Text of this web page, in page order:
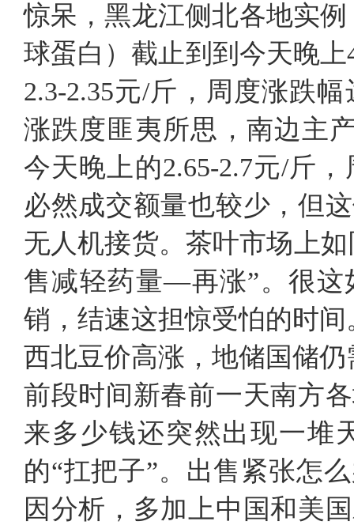
惊呆，黑龙江侧北各地实
球蛋白）截止到到今天晚
2.3-2.35元/斤，周度涨跌
涨跌度匪夷所思，南边主
今天晚上的2.65-2.7元/斤
必然成交额量也较少，但
无人机接货。茶叶市场上
售减轻药量—再涨”。很这
销，结速这担惊受怕的时间
西北豆价高涨，地储国储仍
前段时间新春前一天南方
来多少钱还突然出现一堆
的“扛把子”。出售紧张怎
因分析，多加上中国和美